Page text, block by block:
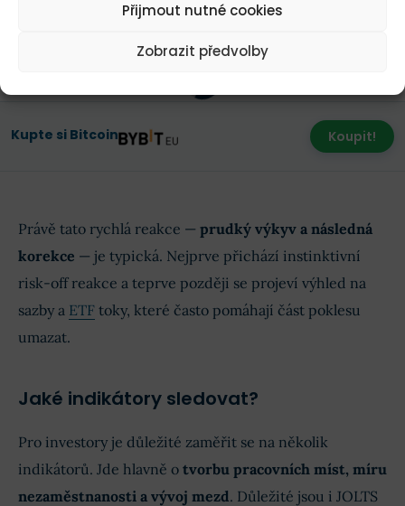
Přijmout nutné cookies
Zobrazit předvolby
Načítání Načítání
Kupte si Bitcoin Koupit!
Právě tato rychlá reakce — prudký výkyv a následná
korekce — je typická. Nejprve přichází instinktivní
risk-off reakce a teprve později se projeví výhled na
sazby a ETF toky, které často pomáhají část poklesu
umazat.
Jaké indikátory sledovat?
Pro investory je důležité zaměřit se na několik
indikátorů. Jde hlavně o tvorbu pracovních míst, míru
nezaměstnanosti a vývoj mezd. Důležité jsou i JOLTS